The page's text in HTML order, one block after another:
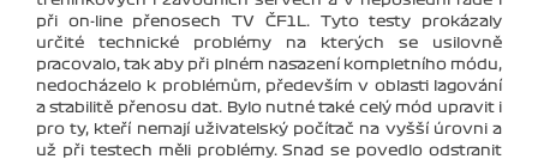
při on-line přenosech TV ČF1L. Tyto testy prokázaly
určité technické problémy na kterých se usilovně
pracovalo, tak aby při plném nasazení kompletního módu,
nedocházelo k problémům, především v oblasti lagování
a stabilitě přenosu dat. Bylo nutné také celý mód upravit i
pro ty, kteří nemají uživatelský počítač na vyšší úrovni a
už při testech měli problémy. Snad se povedlo odstranit